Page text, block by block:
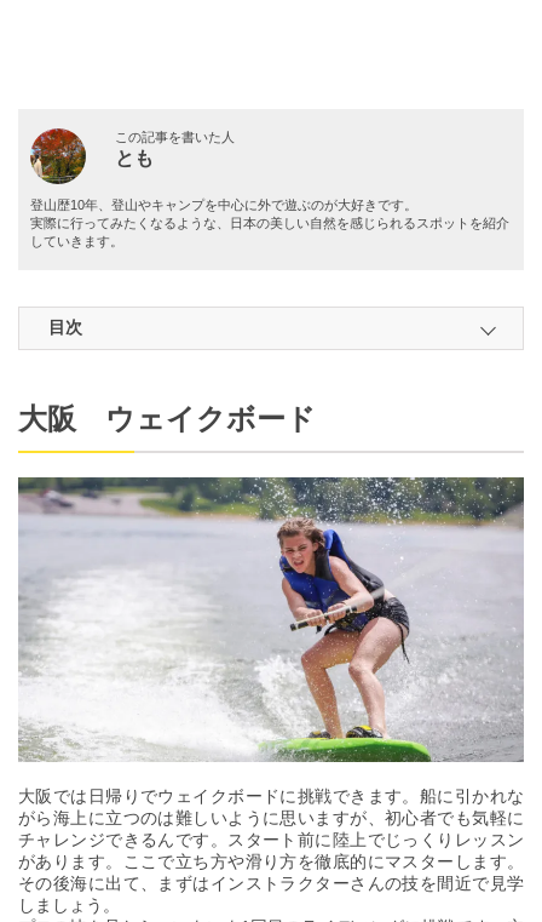
この記事を書いた人
とも
登山歴10年、登山やキャンプを中心に外で遊ぶのが大好きです。
実際に行ってみたくなるような、日本の美しい自然を感じられるスポットを紹介
していきます。
目次
大阪 ウェイクボード
大阪では日帰りでウェイクボードに挑戦できます。船に引かれな
がら海上に立つのは難しいように思いますが、初心者でも気軽に
チャレンジできるんです。スタート前に陸上でじっくりレッスン
があります。ここで立ち方や滑り方を徹底的にマスターします。
その後海に出て、まずはインストラクターさんの技を間近で見学
しましょう。